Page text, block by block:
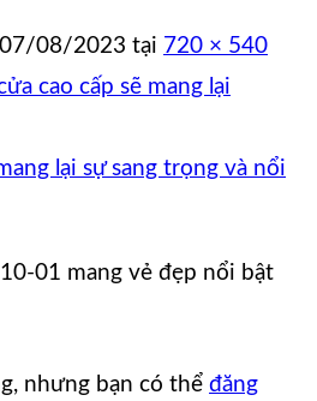
07/08/2023 tại 720 × 540
cao cấp sẽ mang lại
01 mang vẻ đẹp nổi bật
nhưng bạn có thể đăng